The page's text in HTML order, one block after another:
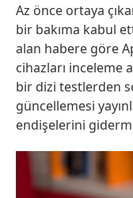
Az önce ortaya
bir bakıma kabul
alan habere göre
cihazları inceleme
bir dizi testlerden
güncellemesi
endişelerini